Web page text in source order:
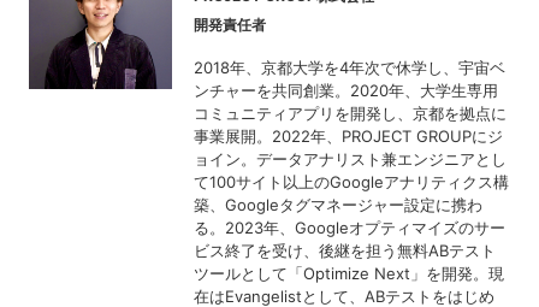
開発責任者
2018年、京都大学を4年次で休学し、宇宙ベ
ンチャーを共同創業。2020年、大学生専用
コミュニティアプリを開発し、京都を拠点に
事業展開。2022年、PROJECT GROUPにジ
ョイン。データアナリスト兼エンジニアとし
て100サイト以上のGoogleアナリティクス構
築、Googleタグマネージャー設定に携わ
る。2023年、Googleオプティマイズのサー
ビス終了を受け、後継を担う無料ABテスト
ツールとして「Optimize Next」を開発。現
在はEvangelistとして、ABテストをはじめ